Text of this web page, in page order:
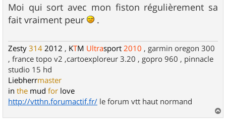
s
s
a
Moi qui sort avec mon fiston régulièrement sa
fait vraiment peur
.
Zesty 314 2012 , KTM Ultrasport 2010 , garmin oregon 300
, france topo v2 ,cartoexploreur 3.20 , gopro 960 , pinnacle
studio 15 hd
Liebherrmaster
in the mud for love
http://vtthn.forumactif.fr/ le forum vtt haut normand
a